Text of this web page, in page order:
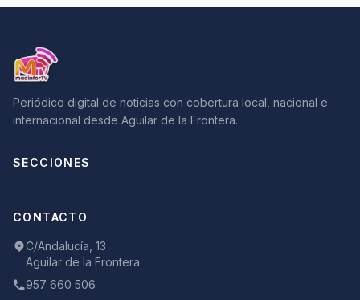
Periódico digital de noticias con cobertura local, nacional e
internacional desde Aguilar de la Frontera.
SECCIONES
CONTACTO
C/Andalucía, 13
Aguilar de la Frontera
957 660 506